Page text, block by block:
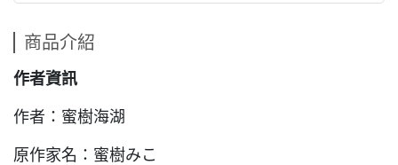
商品介紹
作者資訊
作者：蜜樹海湖
原作家名：蜜樹みこ